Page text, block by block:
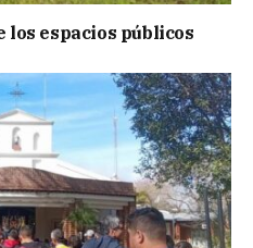
los espacios públicos